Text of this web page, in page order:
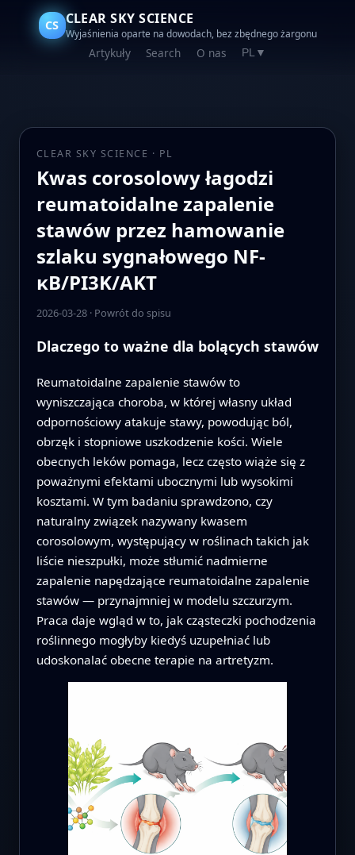
CS CLEAR SKY SCIENCE
Wyjaśnienia oparte na dowodach, bez zbędnego żargonu
Artykuły Search O nas PL▼
CLEAR SKY SCIENCE · PL
Kwas corosolowy łagodzi
reumatoidalne zapalenie
stawów przez hamowanie
szlaku sygnałowego NF-
κB/PI3K/AKT
2026-03-28· Powrót do spisu
Dlaczego to ważne dla bolących stawów
Reumatoidalne zapalenie stawów to
wyniszczająca choroba, w której własny układ
odpornościowy atakuje stawy, powodując ból,
obrzęk i stopniowe uszkodzenie kości. Wiele
obecnych leków pomaga, lecz często wiąże się z
poważnymi efektami ubocznymi lub wysokimi
kosztami. W tym badaniu sprawdzono, czy
naturalny związek nazywany kwasem
corosolowym, występujący w roślinach takich jak
liście nieszpułki, może stłumić nadmierne
zapalenie napędzające reumatoidalne zapalenie
stawów — przynajmniej w modelu szczurzym.
Praca daje wgląd w to, jak cząsteczki pochodzenia
roślinnego mogłyby kiedyś uzupełniać lub
udoskonalać obecne terapie na artretyzm.